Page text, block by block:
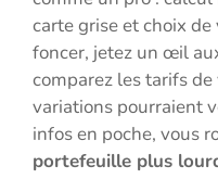
carte grise et choix
foncer, jetez un œil
comparez les tarifs
variations pourraient
infos en poche, vous
portefeuille plus